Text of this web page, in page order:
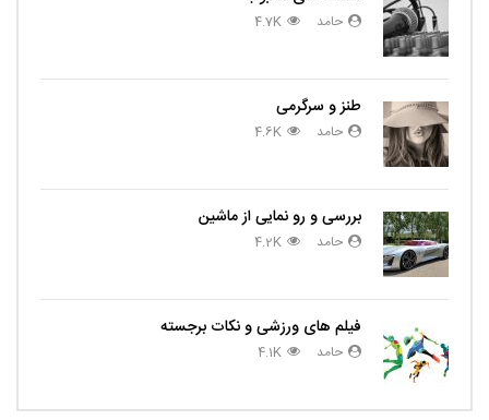
حامد 4.7K
طنز و سرگرمی
حامد 4.6K
بررسی و رو نمایی از ماشین
حامد 4.2K
فیلم های ورزشی و نکات برجسته
حامد 4.1K